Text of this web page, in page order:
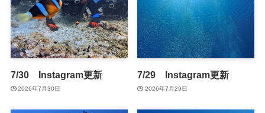
7/30 Instagram更新
2026年7月30日
7/29 Instagram更新
2026年7月29日